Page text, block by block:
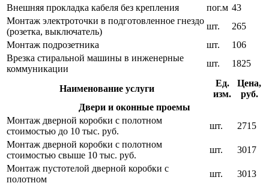
Внешняя прокладка кабеля без крепления
пог.м 43
Монтаж электроточки в подготовленное гнездо
(розетка, выключатель)
шт.
265
Монтаж подрозетника
шт.
106
Врезка стиральной машины в инженерные
коммуникации
шт. 1825
Наименование услуги
Ед.
изм.
Цена,
руб.
Двери и оконные проемы
Монтаж дверной коробки с полотном
стоимостью до 10 тыс. руб.
шт.
2715
Монтаж дверной коробки с полотном
стоимостью свыше 10 тыс. руб.
шт.
3017
Монтаж пустотелой дверной коробки с
полотном
шт.
3013